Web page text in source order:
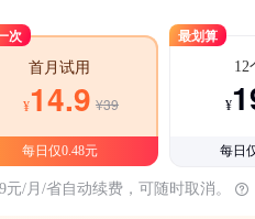
次
首月试用
¥14.9 ¥39
每日仅0.48元
最划算
12
¥
每日
元/月/省自动续费，可随时取消。